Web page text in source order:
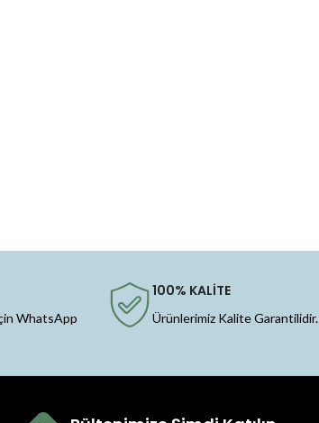
WhatsApp
100% KALİTE
Ürünlerimiz Kalite Garantilidir.